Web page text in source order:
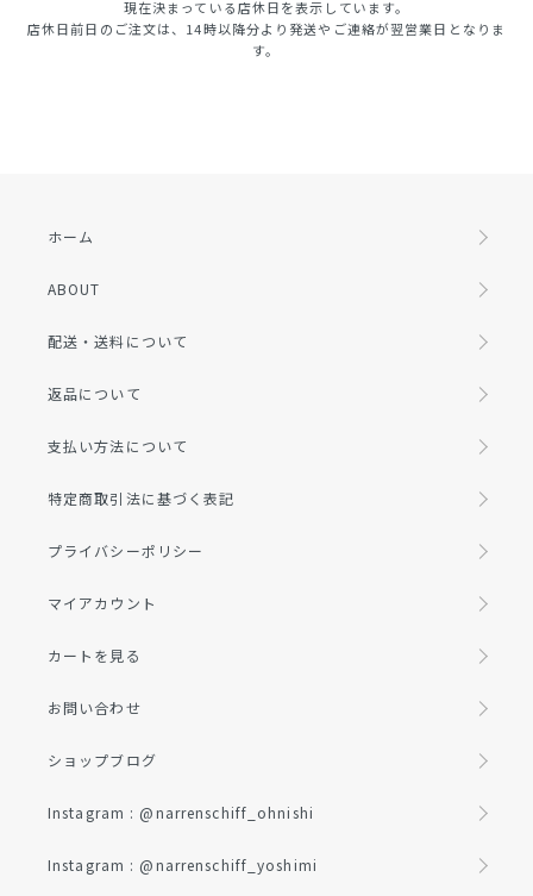
現在決まっている店休日を表示しています。
店休日前日のご注文は、14時以降分より発送やご連絡が翌営業日となりま
す。
ホーム
ABOUT
配送・送料について
返品について
支払い方法について
特定商取引法に基づく表記
プライバシーポリシー
マイアカウント
カートを見る
お問い合わせ
ショップブログ
Instagram : @narrenschiff_ohnishi
Instagram : @narrenschiff_yoshimi